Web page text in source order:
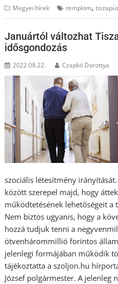
Megyei hírek templom,
Januártól változhat
idősgondozás
2022.08.22. Czapkó Dorottya
szociális létesítmény
között szerepel majd, hogy
működtetésének lehetőségeit a
Nem biztos ugyanis, hogy a
hozzá tudjuk tenni a
ötvenhárommillió forintos
jelenlegi formájában működik
tájékoztatta a szoljon.hu
József polgármester. A jelenleg